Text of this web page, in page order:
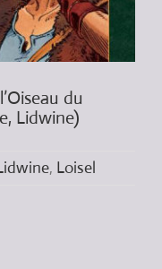
du
Lidwine)
, Loisel